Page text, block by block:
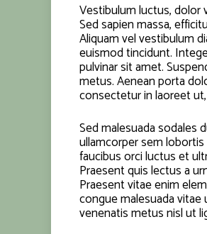
Vestibulum luctus, dolor
Sed sapien massa,
Aliquam vel vestibulum
euismod tincidunt.
pulvinar sit amet.
metus. Aenean porta
consectetur in laoreet
Sed malesuada sodales
ullamcorper sem
faucibus orci luctus et
Praesent quis lectus a
Praesent vitae enim
congue malesuada
venenatis metus nisl ut